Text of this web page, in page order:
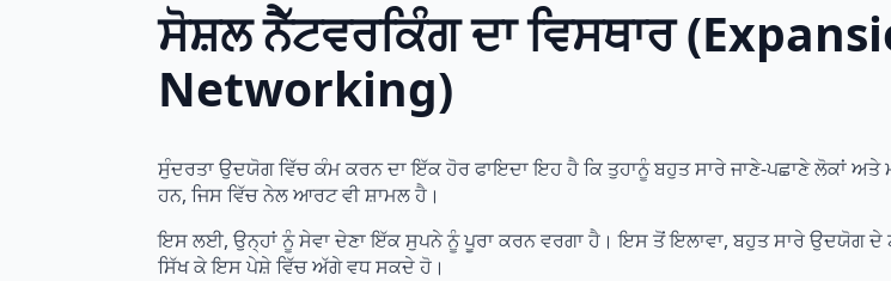
ਸੋਸ਼ਲ ਨੈੱਟਵਰਕਿੰਗ ਦਾ ਵਿਸਥਾਰ
Networking)
ਸੁੰਦਰਤਾ ਉਦਯੋਗ ਵਿੱਚ ਕੰਮ ਕਰਨ ਦਾ ਇੱਕ ਹੋਰ ਫਾਇਦਾ ਇਹ ਹੈ ਕਿ ਤੁਹਾਨੂੰ ਬਹੁਤ ਸਾਰੇ ਜਾਣੇ-ਪਛਾਣੇ ਲੋਕਾਂ
ਹਨ, ਜਿਸ ਵਿੱਚ ਨੇਲ ਆਰਟ ਵੀ ਸ਼ਾਮਲ ਹੈ।
ਇਸ ਲਈ, ਉਨ੍ਹਾਂ ਨੂੰ ਸੇਵਾ ਦੇਣਾ ਇੱਕ ਸੁਪਨੇ ਨੂੰ ਪੂਰਾ ਕਰਨ ਵਰਗਾ ਹੈ। ਇਸ ਤੋਂ ਇਲਾਵਾ, ਬਹੁਤ ਸਾਰੇ ਉਦਯੋਗ
ਸਿੱਖ ਕੇ ਇਸ ਪੇਸ਼ੇ ਵਿੱਚ ਅੱਗੇ ਵਧ ਸਕਦੇ ਹੋ।